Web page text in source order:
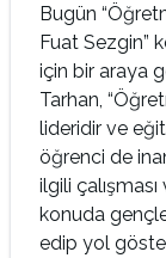
Bugün
Fuat Sezgin”
için bir araya
Tarhan,
lideridir ve
öğrenci de
ilgili
konuda
edip yol